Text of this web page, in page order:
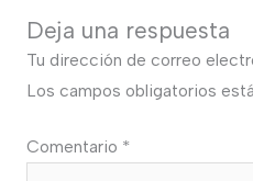
Deja una respuesta
Tu dirección de correo
Los campos obligatorios
Comentario *